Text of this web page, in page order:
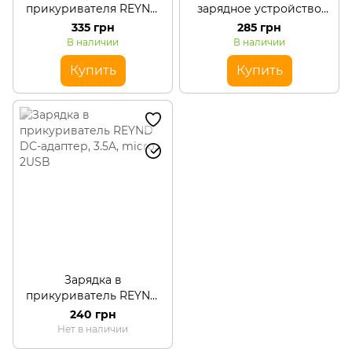
прикуривателя REYND
C3 30 Вт
335 грн
В наличии
Купить
зарядное устройство
Azimuth 12V-24V (1М), 2.5A
285 грн
В наличии
Купить
Зарядка в
прикуриватель REYND
DC-адаптер, 3.5A, micro,
2USB
240 грн
Нет в наличии